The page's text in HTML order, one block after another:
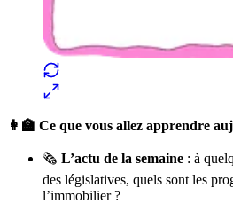
👩‍🏫 Ce que vous allez apprendre
🗞 L’actu de la semaine : à
des législatives, quels sont les
l’immobilier ?